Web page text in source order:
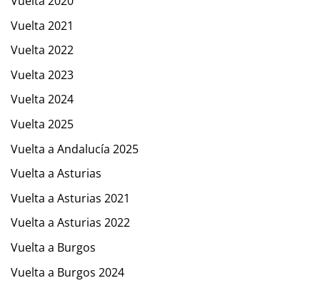
Vuelta 2021
Vuelta 2022
Vuelta 2023
Vuelta 2024
Vuelta 2025
Vuelta a Andalucía 2025
Vuelta a Asturias
Vuelta a Asturias 2021
Vuelta a Asturias 2022
Vuelta a Burgos
Vuelta a Burgos 2024